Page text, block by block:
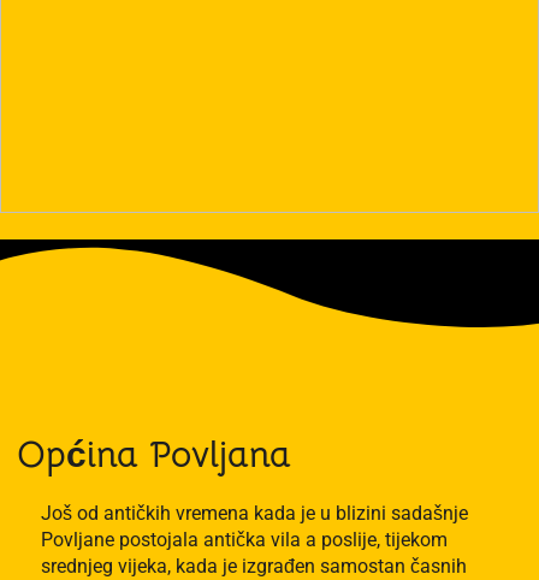
Općina Povljana
Još od antičkih vremena kada je u blizini sadašnje
Povljane postojala antička vila a poslije, tijekom
srednjeg vijeka, kada je izgrađen samostan časnih